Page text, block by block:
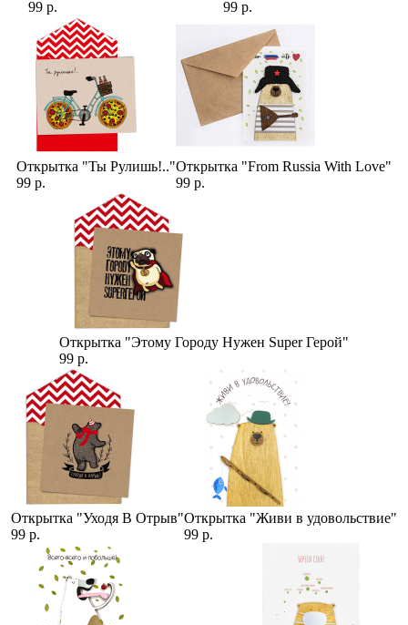
99 р. 99 р.
Открытка "Ты Рулишь!.."
99 р.
Открытка "From Russia With Love"
99 р.
Открытка "Этому Городу Нужен Super Герой"
99 р.
Открытка "Уходя В Отрыв"
99 р.
Открытка "Живи в удовольствие"
99 р.